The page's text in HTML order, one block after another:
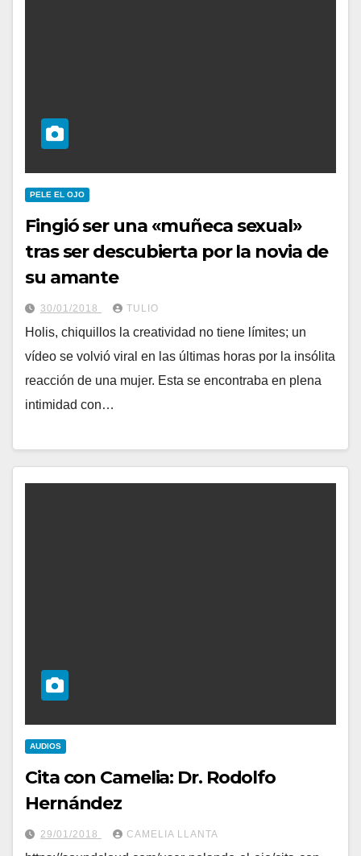
PELE EL OJO
Fingió ser una «muñeca sexual»
tras ser descubierta por la novia de
su amante
30/01/2018 TULIO
Holis, chiquillos la creatividad no tiene límites; un
vídeo se volvió viral en las últimas horas por la insólita
reacción de una mujer. Esta se encontraba en plena
intimidad con…
AUDIOS
Cita con Camelia: Dr. Rodolfo
Hernández
29/01/2018 CAMELIA LLANTA